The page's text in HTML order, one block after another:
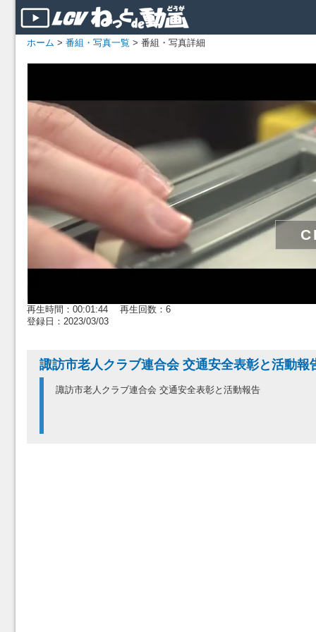
ホーム > 番組・写真一覧 > 番組・写真詳細
再生時間：00:01:44 再生回数：6
登録日：2023/03/03
諏訪市老人クラブ連合会 交通安全表彰と活動報
諏訪市老人クラブ連合会 交通安全表彰と活動報告